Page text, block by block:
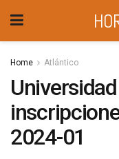
Home Atlántico
2024-01